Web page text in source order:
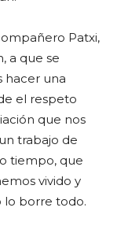
Patxi,
a que se
hacer una
el respeto
que nos
trabajo de
tiempo, que
vivido y
lo borre todo.